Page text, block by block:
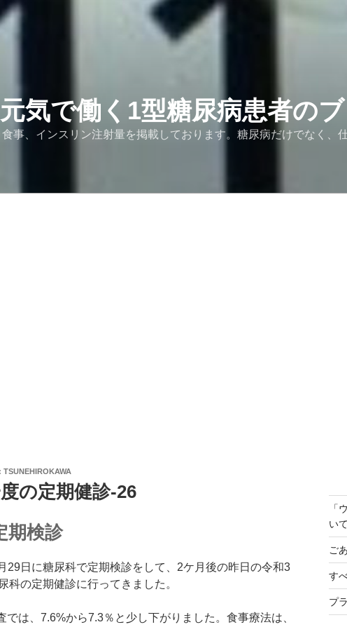
気で働く1型糖尿病患者の
事、インスリン注射量を掲載しております。糖尿病だけでなく、
TSUNEHIROKAWA
の定期健診-26
期検診
29日に糖尿科で定期検診をして、2ケ月後の昨日の令和3
科の定期健診に行ってきました。
では、7.6%から7.3％と少し下がりました。食事療法は、
「
いて
ご
す
プ